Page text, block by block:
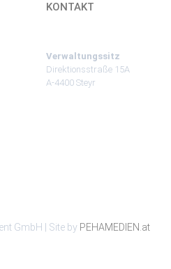
KONTAKT
Verwaltungssitz
Direktionsstraße 15A
A-4400 Steyr
GmbH | Site by PEHAMEDIEN.at